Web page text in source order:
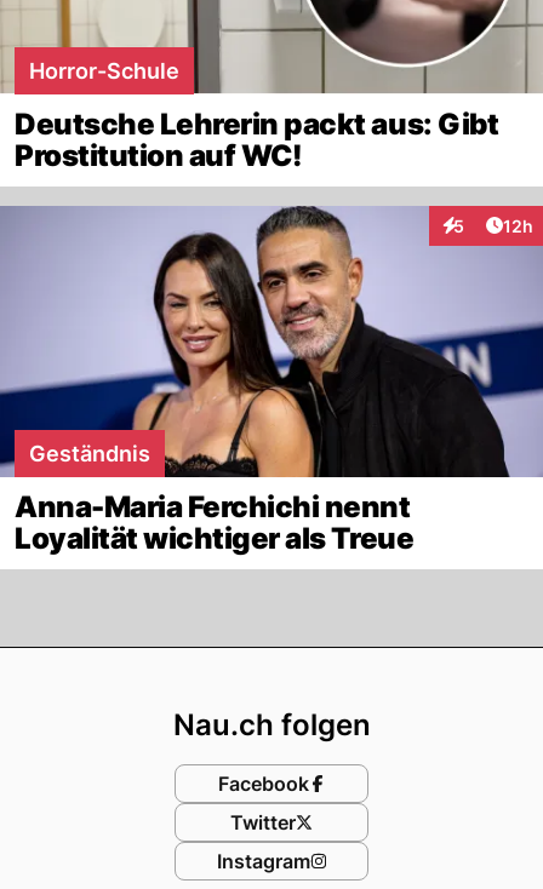
Horror-Schule
Deutsche Lehrerin packt aus: Gibt
Prostitution auf WC!
5
Interaktionen
12h
Geständnis
Anna-Maria Ferchichi nennt
Loyalität wichtiger als Treue
Nau.ch folgen
Facebook
Twitter
Instagram